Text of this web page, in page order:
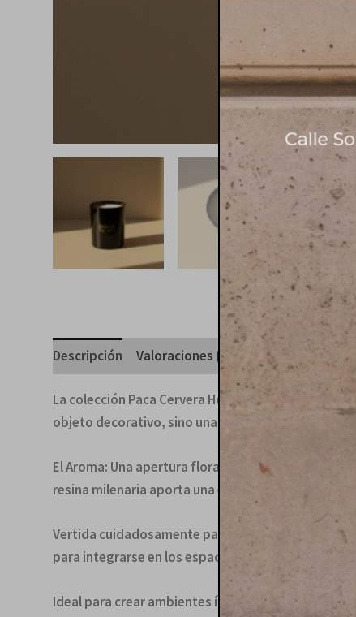
Descripción Valoraciones (0)
La colección Paca Cervera Home nace de la
objeto decorativo, sino una declaración de
El Aroma: Una apertura floral noble de Rosa de
resina milenaria aporta una estructura
Vertida cuidadosamente para garantizar una
para integrarse en los espacios más exigentes.
Ideal para crear ambientes íntimos, salones de